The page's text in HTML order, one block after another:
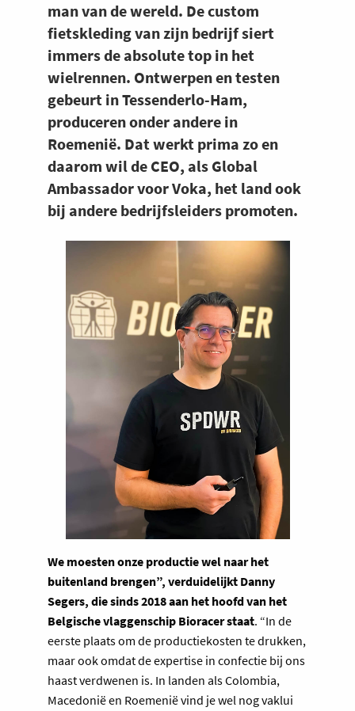
man van de wereld. De custom
fietskleding van zijn bedrijf siert
immers de absolute top in het
wielrennen. Ontwerpen en testen
gebeurt in Tessenderlo-Ham,
produceren onder andere in
Roemenië. Dat werkt prima zo en
daarom wil de CEO, als Global
Ambassador voor Voka, het land ook
bij andere bedrijfsleiders promoten.
We moesten onze productie wel naar het
buitenland brengen”, verduidelijkt Danny
Segers, die sinds 2018 aan het hoofd van het
Belgische vlaggenschip Bioracer staat. “In de
eerste plaats om de productiekosten te drukken,
maar ook omdat de expertise in confectie bij ons
haast verdwenen is. In landen als Colombia,
Macedonië en Roemenië vind je wel nog vaklui